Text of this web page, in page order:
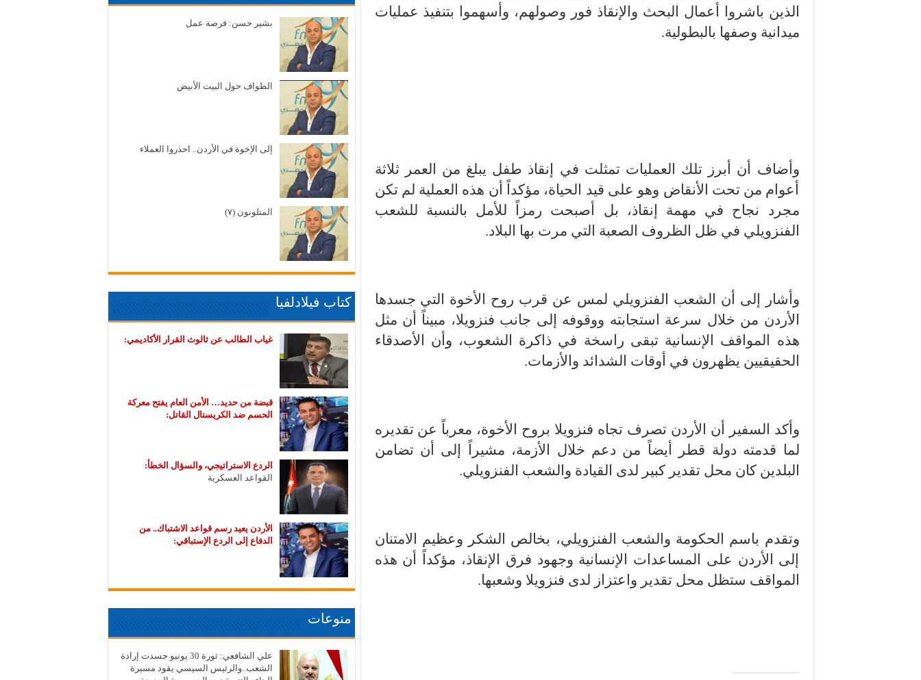
الذين باشروا أعمال البحث والإنقاذ فور وصولهم، وأسهموا بتنفيذ عمليات
ميدانية وصفها بالبطولية.
وأضاف أن أبرز تلك العمليات تمثلت في إنقاذ طفل يبلغ من العمر ثلاثة
أعوام من تحت الأنقاض وهو على قيد الحياة، مؤكداً أن هذه العملية لم تكن
مجرد نجاح في مهمة إنقاذ، بل أصبحت رمزاً للأمل بالنسبة للشعب
الفنزويلي في ظل الظروف الصعبة التي مرت بها البلاد.
وأشار إلى أن الشعب الفنزويلي لمس عن قرب روح الأخوة التي جسدها
الأردن من خلال سرعة استجابته ووقوفه إلى جانب فنزويلا، مبيناً أن مثل
هذه المواقف الإنسانية تبقى راسخة في ذاكرة الشعوب، وأن الأصدقاء
الحقيقيين يظهرون في أوقات الشدائد والأزمات.
وأكد السفير أن الأردن تصرف تجاه فنزويلا بروح الأخوة، معرباً عن تقديره
لما قدمته دولة قطر أيضاً من دعم خلال الأزمة، مشيراً إلى أن تضامن
البلدين كان محل تقدير كبير لدى القيادة والشعب الفنزويلي.
وتقدم باسم الحكومة والشعب الفنزويلي، بخالص الشكر وعظيم الامتنان
إلى الأردن على المساعدات الإنسانية وجهود فرق الإنقاذ، مؤكداً أن هذه
المواقف ستظل محل تقدير واعتزاز لدى فنزويلا وشعبها.
بشير حسن: فرصة عمل
الطواف حول البيت الأبيض
إلى الإخوة في الأردن.. احذروا العملاء
المتلونون (٧)
كتاب فيلادلفيا
غياب الطالب عن ثالوث القرار الأكاديمي:
قبضة من حديد… الأمن العام يفتح معركة
الحسم ضد الكريستال القاتل:
الردع الاستراتيجي، والسؤال الخطأ:
القواعد العسكرية
الأردن يعيد رسم قواعد الاشتباك.. من
الدفاع إلى الردع الإستباقي:
منوعات
علي الشافعي: ثورة 30 يونيو جسدت إرادة
الشعب..والرئيس السيسي يقود مسيرة